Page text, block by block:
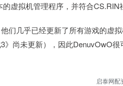
虚拟机管理程序，并符合CS.RIN
们几乎已经更新了所有游戏的虚
》尚未更新），因此DenuvOwO
启泰网配